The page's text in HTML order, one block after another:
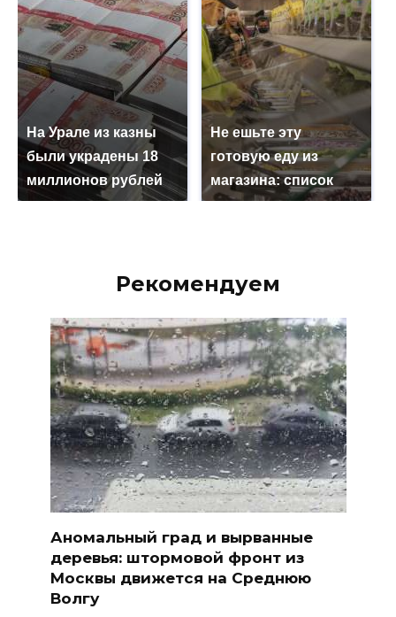
На Урале из казны
были украдены 18
миллионов рублей
Не ешьте эту
готовую еду из
магазина: список
Рекомендуем
Аномальный град и вырванные
деревья: штормовой фронт из
Москвы движется на Среднюю
Волгу